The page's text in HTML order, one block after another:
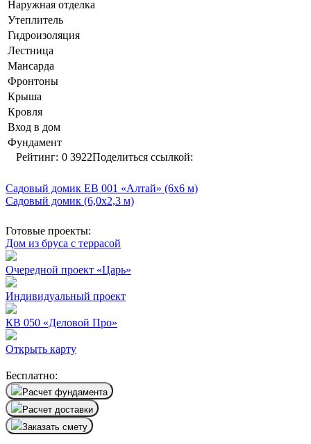
Наружная отделка
Утеплитель
Гидроизоляция
Лестница
Мансарда
Фронтоны
Крыша
Кровля
Вход в дом
Фундамент
Рейтинг: 0 3922Поделиться ссылкой:
Садовый домик EB 001 «Алтай» (6х6 м)
Садовый домик (6,0х2,3 м)
Готовые проекты:
Дом из бруса с террасой
Очередной проект «Царь»
Индивидуальный проект
КВ 050 «Деловой Про»
Открыть карту
Бесплатно:
Расчет фундамента
Расчет доставки
Заказать смету